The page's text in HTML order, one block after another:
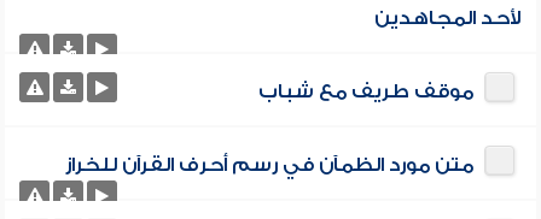
لأحد المجاهدين
موقف طريف مع شباب
متن مورد الظمآن في رسم أحرف القرآن للخراز